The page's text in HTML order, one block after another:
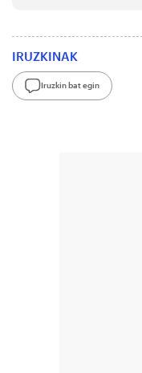
IRUZKINAK
Iruzkin bat egin